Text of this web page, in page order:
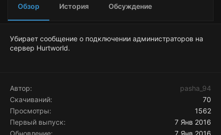
о
р
а
з
д
Обзор История Обсуждение
Убирает сообщение о подключении администраторов на
сервер Hurtworld.
Автор
pasha_94
Скачиваний
70
Просмотры
1562
Первый выпуск
7 Янв 2016